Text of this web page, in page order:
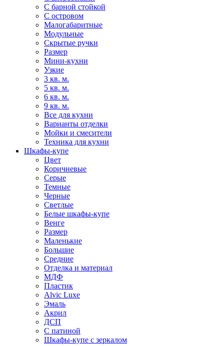
С барной стойкой
С островом
Малогабаритные
Модульные
Скрытые ручки
Размер
Мини-кухни
Узкие
3 кв. м.
5 кв. м.
6 кв. м.
9 кв. м.
Все для кухни
Варианты отделки
Мойки и смесители
Техника для кухни
Шкафы-купе
Цвет
Коричневые
Серые
Темные
Черные
Светлые
Белые шкафы-купе
Венге
Размер
Маленькие
Большие
Средние
Отделка и материал
МДФ
Пластик
Alvic Luxe
Эмаль
Акрил
ДСП
С патиной
Шкафы-купе с зеркалом